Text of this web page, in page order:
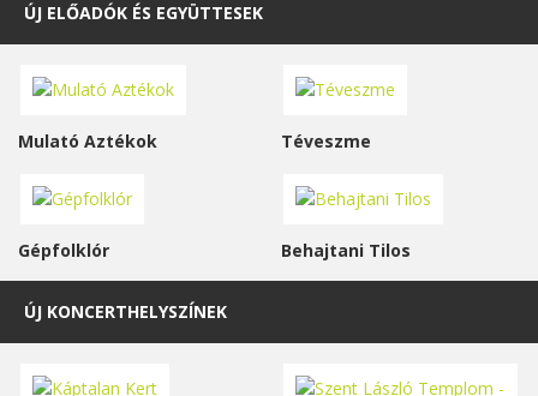
ÚJ ELŐADÓK ÉS EGYÜTTESEK
Mulató Aztékok Téveszme
Gépfolklór Behajtani Tilos
ÚJ KONCERTHELYSZÍNEK